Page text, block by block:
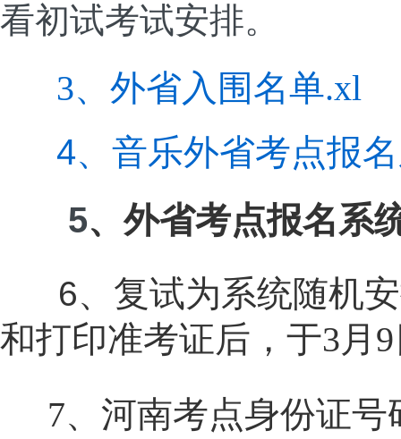
看初试考试安排。
3、外省入围名单.xl
4、音乐外省考点报
5、外省考点报名系
6、复试为系统随机
和打印准考证后，于3月
7、河南考点身份证